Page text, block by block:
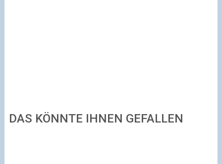
DAS KÖNNTE IHNEN GEFALLEN